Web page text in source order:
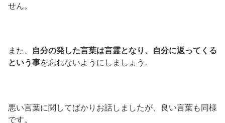
せん。
また、
自分の発した言葉は言霊となり、自分に返ってくる
という事を忘れないようにしましょう。
悪い言葉に関してばかりお話しましたが、良い言葉も同様
です。